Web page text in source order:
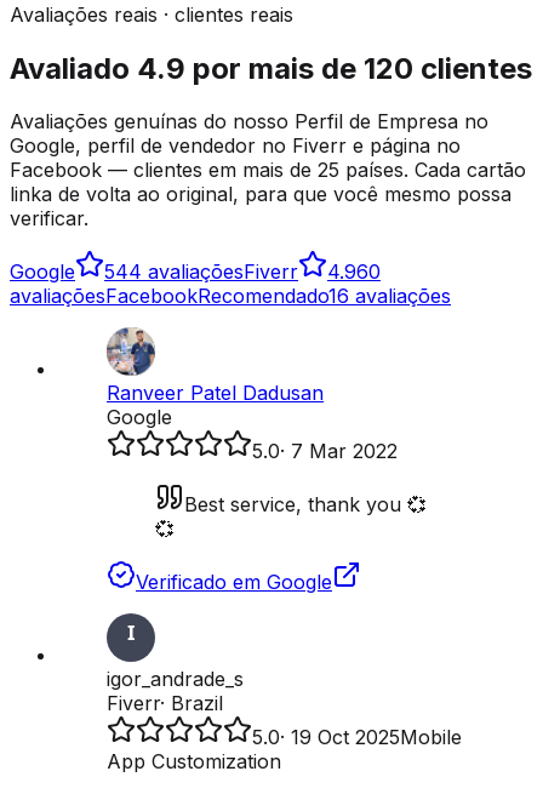
Avaliações reais · clientes reais
Avaliado 4.9 por mais de 120 clientes
Avaliações genuínas do nosso Perfil de Empresa no
Google, perfil de vendedor no Fiverr e página no
Facebook — clientes em mais de 25 países. Cada cartão
linka de volta ao original, para que você mesmo possa
verificar.
Google 544 avaliaçõesFiverr 4.960
avaliaçõesFacebookRecomendado16 avaliações
Ranveer Patel Dadusan
Google
5.0· 7 Mar 2022
Best service, thank you 💞
💞
Verificado em Google
igor_andrade_s
Fiverr· Brazil
5.0· 19 Oct 2025Mobile
App Customization